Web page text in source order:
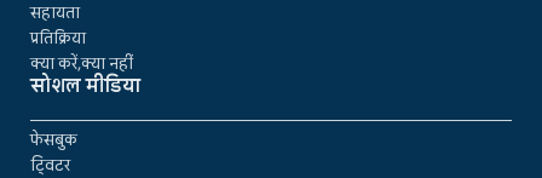
सहायता
प्रतिक्रिया
क्या करें,क्या नहीं
सोशल मीडिया
फेसबुक
ट्विटर